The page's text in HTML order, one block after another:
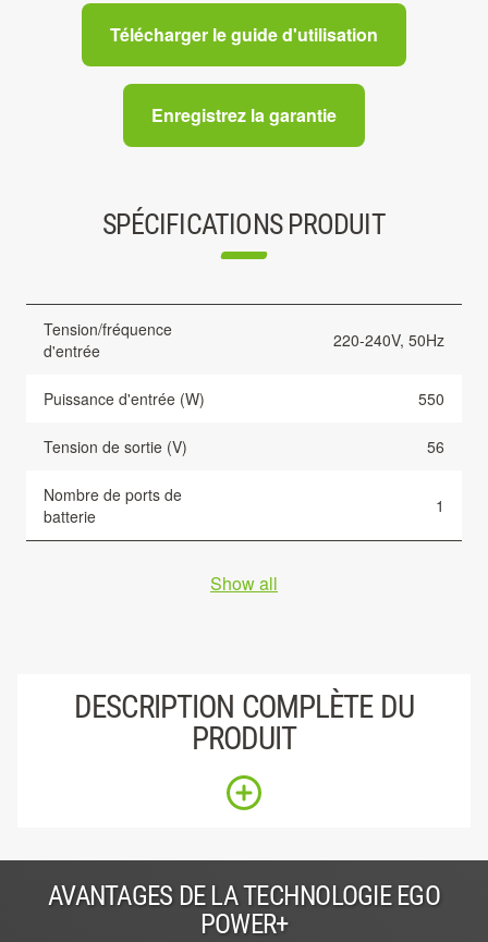
Télécharger le guide d'utilisation
Enregistrez la garantie
SPÉCIFICATIONS PRODUIT
Tension/fréquence
d'entrée
220-240V, 50Hz
Puissance d'entrée (W) 550
Tension de sortie (V) 56
Nombre de ports de
batterie
1
Show all
DESCRIPTION COMPLÈTE DU
PRODUIT
AVANTAGES DE LA TECHNOLOGIE EGO
POWER+